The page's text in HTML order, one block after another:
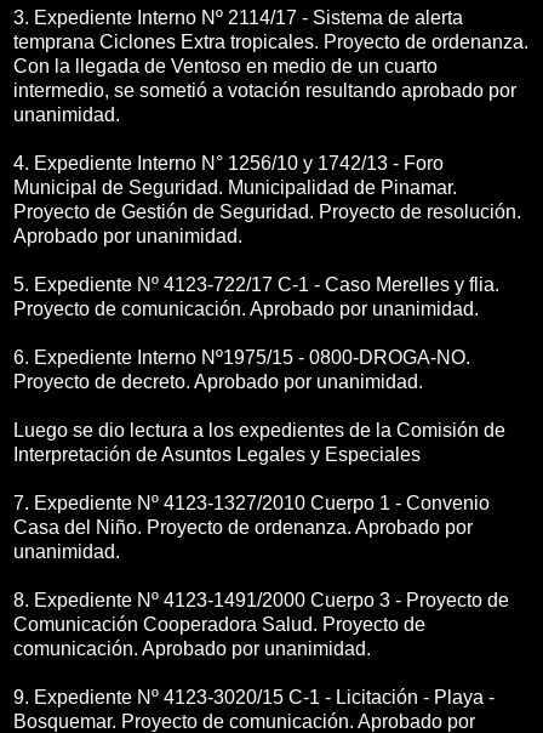
3. Expediente Interno Nº 2114/17 - Sistema de alerta
temprana Ciclones Extra tropicales. Proyecto de ordenanza.
Con la llegada de Ventoso en medio de un cuarto
intermedio, se sometió a votación resultando aprobado por
unanimidad.
4. Expediente Interno N° 1256/10 y 1742/13 - Foro
Municipal de Seguridad. Municipalidad de Pinamar.
Proyecto de Gestión de Seguridad. Proyecto de resolución.
Aprobado por unanimidad.
5. Expediente Nº 4123-722/17 C-1 - Caso Merelles y flia.
Proyecto de comunicación. Aprobado por unanimidad.
6. Expediente Interno Nº1975/15 - 0800-DROGA-NO.
Proyecto de decreto. Aprobado por unanimidad.
Luego se dio lectura a los expedientes de la Comisión de
Interpretación de Asuntos Legales y Especiales
7. Expediente Nº 4123-1327/2010 Cuerpo 1 - Convenio
Casa del Niño. Proyecto de ordenanza. Aprobado por
unanimidad.
8. Expediente Nº 4123-1491/2000 Cuerpo 3 - Proyecto de
Comunicación Cooperadora Salud. Proyecto de
comunicación. Aprobado por unanimidad.
9. Expediente Nº 4123-3020/15 C-1 - Licitación - Playa -
Bosquemar. Proyecto de comunicación. Aprobado por